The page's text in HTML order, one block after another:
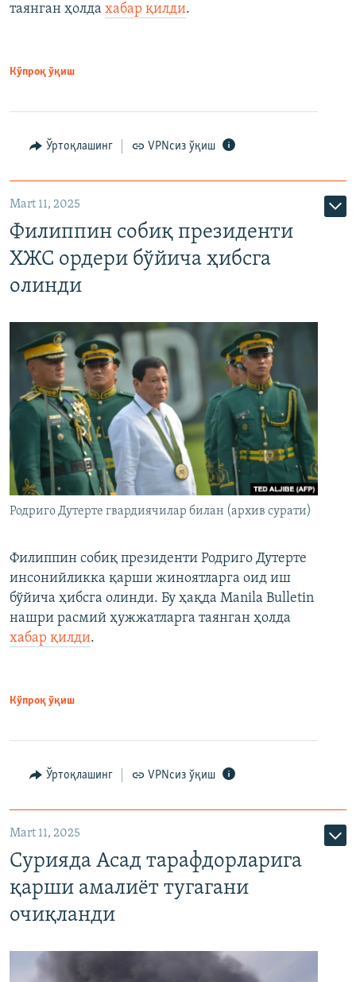
таянган ҳолда хабар қилди.
Кўпроқ ўқиш
Ўртоқлашинг VPNсиз ўқиш
Mart 11, 2025
Филиппин собиқ президенти
ХЖС ордери бўйича ҳибсга
олинди
Родриго Дутерте гвардиячилар билан (архив сурати)
Филиппин собиқ президенти Родриго Дутерте
инсонийликка қарши жиноятларга оид иш
бўйича ҳибсга олинди. Бу ҳақда Manila Bulletin
нашри расмий ҳужжатларга таянган ҳолда
хабар қилди.
Кўпроқ ўқиш
Ўртоқлашинг VPNсиз ўқиш
Mart 11, 2025
Сурияда Асад тарафдорларига
қарши амалиёт тугагани
очиқланди